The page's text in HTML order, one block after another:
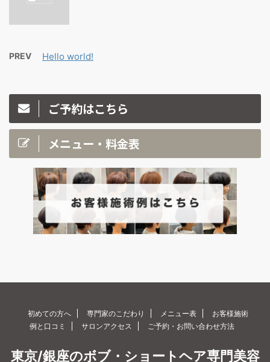
PREV Hello world!
ご予約はこちら
メニュー・料金表
初めての方へ 専門家のこだわり メニュー表
お客様施術
例と口コミ
サロンアクセス ご予約・お問い合わせ方法
東京/銀座のボブ・ショートヘア専門美容